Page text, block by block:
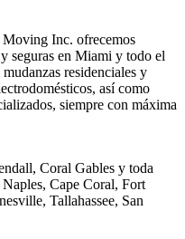
Inc. ofrecemos
seguras en Miami y todo el
residenciales y
así como
siempre con máxima
Coral Gables y toda
Cape Coral, Fort
Tallahassee, San